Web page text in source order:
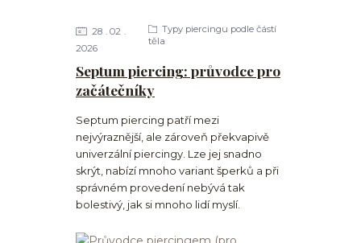
Septum piercing: průvodce pro
začátečníky
28
02
2026
Typy piercingu podle částí
těla
Septum piercing patří mezi
nejvýraznější, ale zároveň překvapivě
univerzální piercingy. Lze jej snadno
skrýt, nabízí mnoho variant šperků a při
správném provedení nebývá tak
bolestivý, jak si mnoho lidí myslí.